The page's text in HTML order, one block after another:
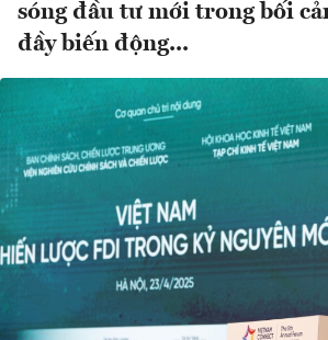
sóng đầu tư mới trong bối
đầy biến động.​..